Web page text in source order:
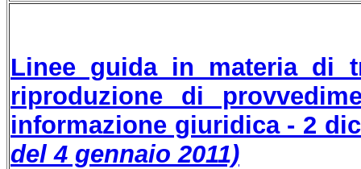
Linee guida in materia di
riproduzione di
informazione giuridica - 2
del 4 gennaio 2011)